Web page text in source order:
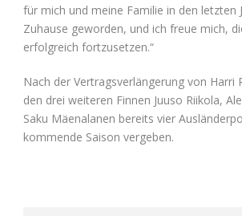
für mich und meine Familie in den letzten
Zuhause geworden, und ich freue mich,
erfolgreich fortzusetzen.“
Nach der Vertragsverlängerung von Harri
den drei weiteren Finnen Juuso Riikola,
Saku Mäenalanen bereits vier
kommende Saison vergeben.